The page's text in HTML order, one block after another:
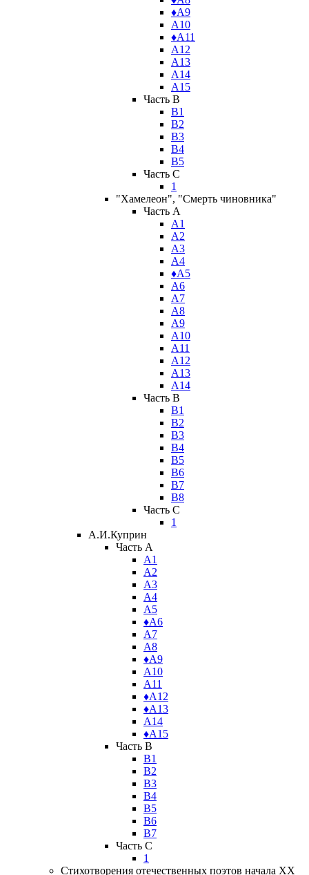
♦А9
А10
♦А11
А12
А13
А14
А15
Часть B
В1
В2
В3
В4
В5
Часть C
1
"Хамелеон", "Смерть чиновника"
Часть A
А1
А2
А3
А4
♦А5
А6
А7
А8
А9
А10
А11
А12
А13
А14
Часть B
В1
В2
В3
В4
В5
В6
В7
В8
Часть C
1
А.И.Куприн
Часть A
А1
А2
А3
А4
А5
♦А6
А7
А8
♦А9
А10
А11
♦А12
♦А13
А14
♦А15
Часть B
В1
В2
В3
В4
В5
В6
В7
Часть C
1
Стихотворения отечественных поэтов начала XX